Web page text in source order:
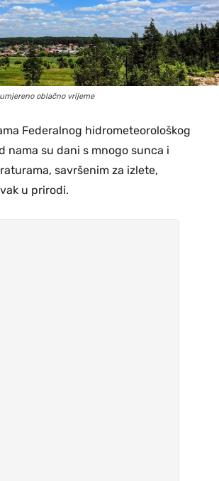
oblačno vrijeme
Federalnog hidrometeorološkog
nama su dani s mnogo sunca i
savršenim za izlete,
u prirodi.